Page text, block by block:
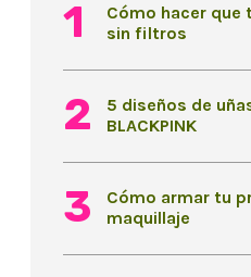
Cómo hacer que
sin filtros
5 diseños de
BLACKPINK
Cómo armar tu
maquillaje